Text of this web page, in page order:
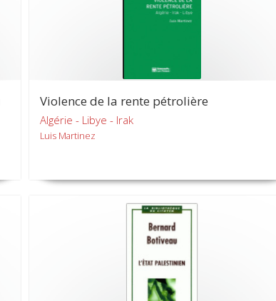
Violence de la rente pétrolière
Algérie - Libye - Irak
Luis Martinez